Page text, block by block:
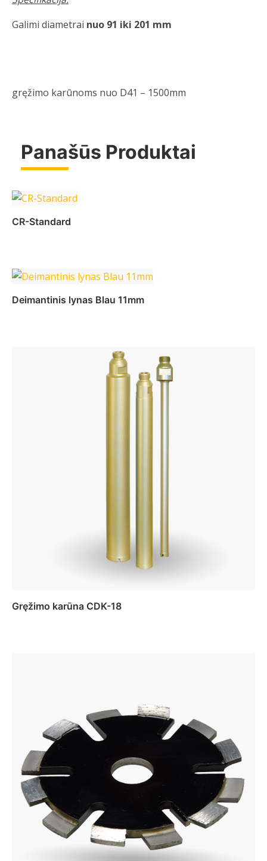
Galimi diametrai nuo 91 iki 201 mm
gręžimo karūnoms nuo D41 – 1500mm
Panašūs Produktai
CR-Standard
Daugiau
Deimantinis lynas Blau 11mm
Gręžimo karūna CDK-18